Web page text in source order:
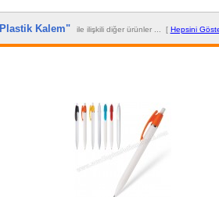
Kalem" ile ilişkili diğer ürünler ... [ Hepsini